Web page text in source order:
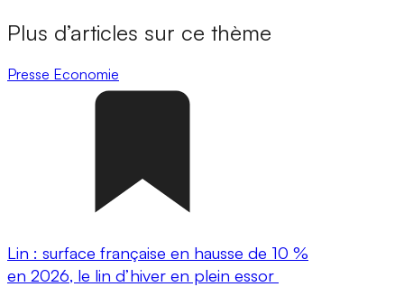
Plus d’articles sur ce thème
Presse Economie
Lin : surface française en hausse de 10 %
en 2026, le lin d’hiver en plein essor